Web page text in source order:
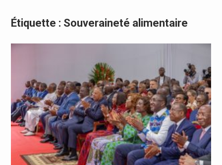
Étiquette : Souveraineté alimentaire